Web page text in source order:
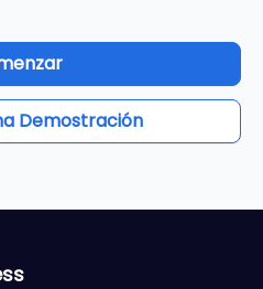
Demostración